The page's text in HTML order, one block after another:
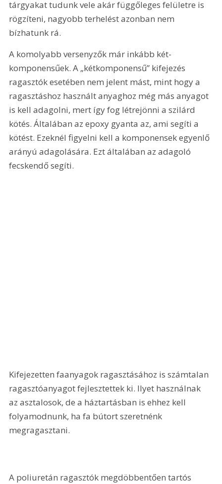
tárgyakat tudunk vele akár függőleges felületre is
rögzíteni, nagyobb terhelést azonban nem
bízhatunk rá.
A komolyabb versenyzők már inkább két-
komponensűek. A „kétkomponensű” kifejezés
ragasztók esetében nem jelent mást, mint hogy a
ragasztáshoz használt anyaghoz még más anyagot
is kell adagolni, mert így fog létrejönni a szilárd
kötés. Általában az epoxy gyanta az, ami segíti a
kötést. Ezeknél figyelni kell a komponensek egyenlő
arányú adagolására. Ezt általában az adagoló
fecskendő segíti.
Kifejezetten faanyagok ragasztásához is számtalan
ragasztóanyagot fejlesztettek ki. Ilyet használnak
az asztalosok, de a háztartásban is ehhez kell
folyamodnunk, ha fa bútort szeretnénk
megragasztani.
A poliuretán ragasztók megdöbbentően tartós